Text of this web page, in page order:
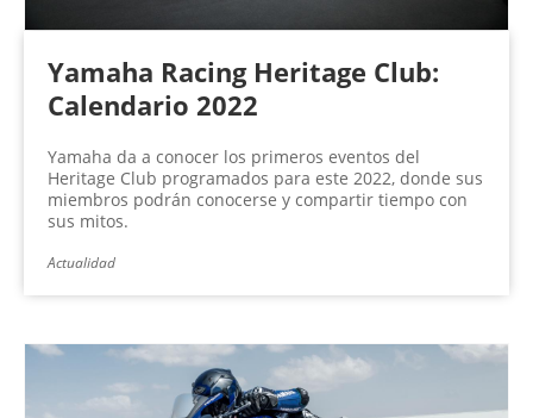
Yamaha Racing Heritage Club:
Calendario 2022
Yamaha da a conocer los primeros eventos del
Heritage Club programados para este 2022, donde sus
miembros podrán conocerse y compartir tiempo con
sus mitos.
Actualidad